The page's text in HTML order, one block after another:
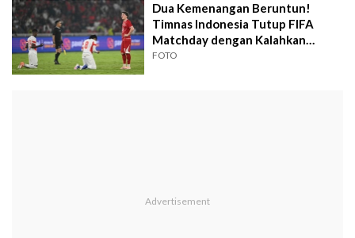
Dua Kemenangan Beruntun!
Timnas Indonesia Tutup FIFA
Matchday dengan Kalahkan
Mozambik
FOTO